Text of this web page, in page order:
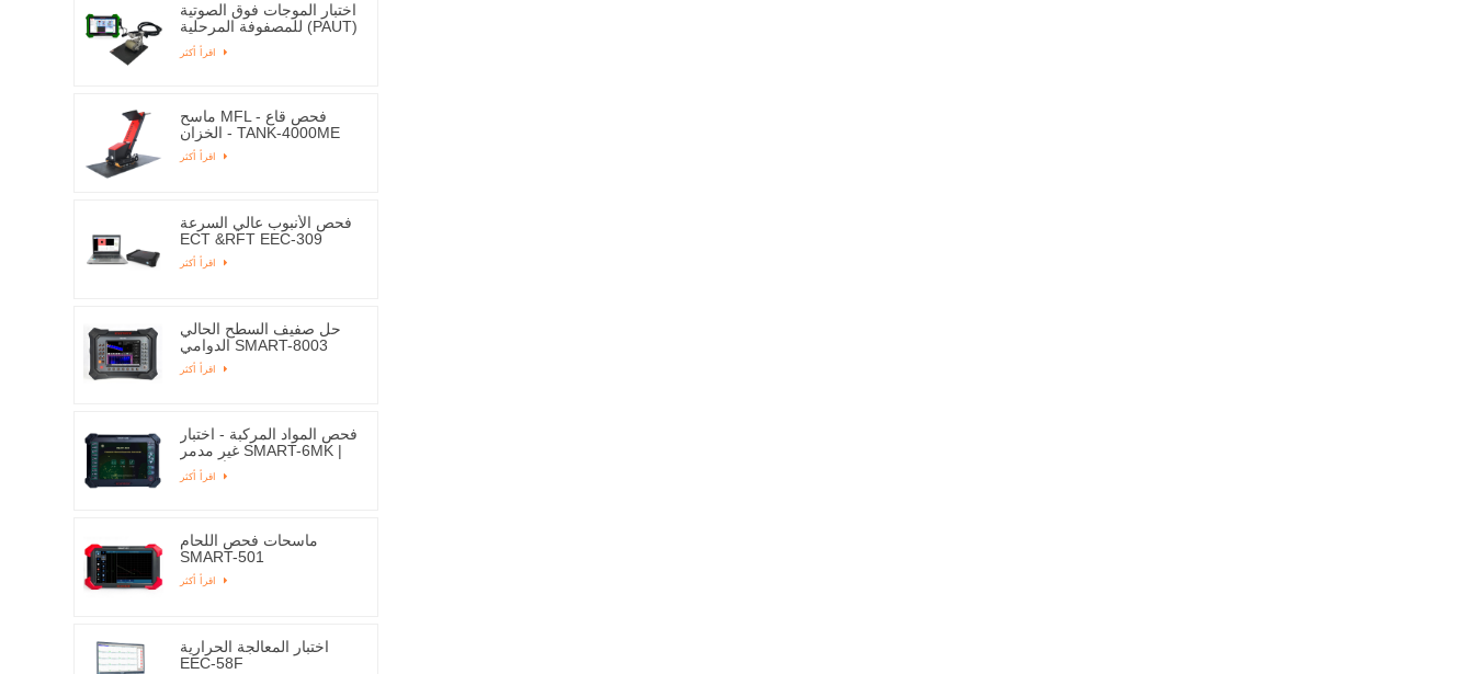
اختبار الموجات فوق الصوتية
للمصفوفة المرحلية (PAUT)
ESPA-1000
ماسح MFL - فحص قاع
الخزان - TANK-4000ME
فحص الأنبوب عالي السرعة
ECT &RFT EEC-309
حل صفيف السطح الحالي
الدوامي SMART-8003
فحص المواد المركبة - اختبار
غير مدمر SMART-6MK |
إديسون
ماسحات فحص اللحام
SMART-501
اختبار المعالجة الحرارية
EEC-58F